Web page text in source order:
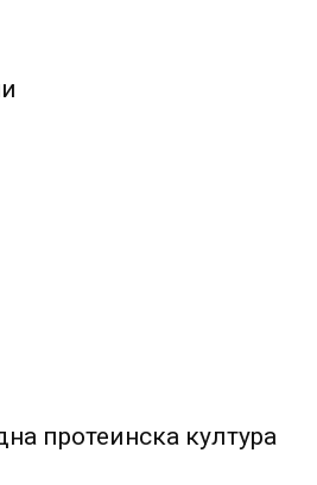
протеинска култура